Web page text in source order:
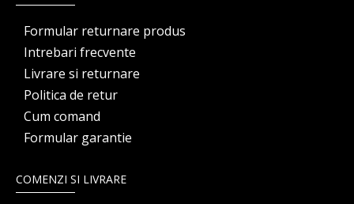
Formular returnare produs
Intrebari frecvente
Livrare si returnare
Politica de retur
Cum comand
Formular garantie
COMENZI SI LIVRARE